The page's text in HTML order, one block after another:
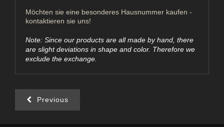
Möchten sie eine besonderes Hausnummer kaufen -
kontaktieren sie uns!
Note: Since our products are all made by hand, there
are slight deviations in shape and color. Therefore we
exclude the exchange.
Previous